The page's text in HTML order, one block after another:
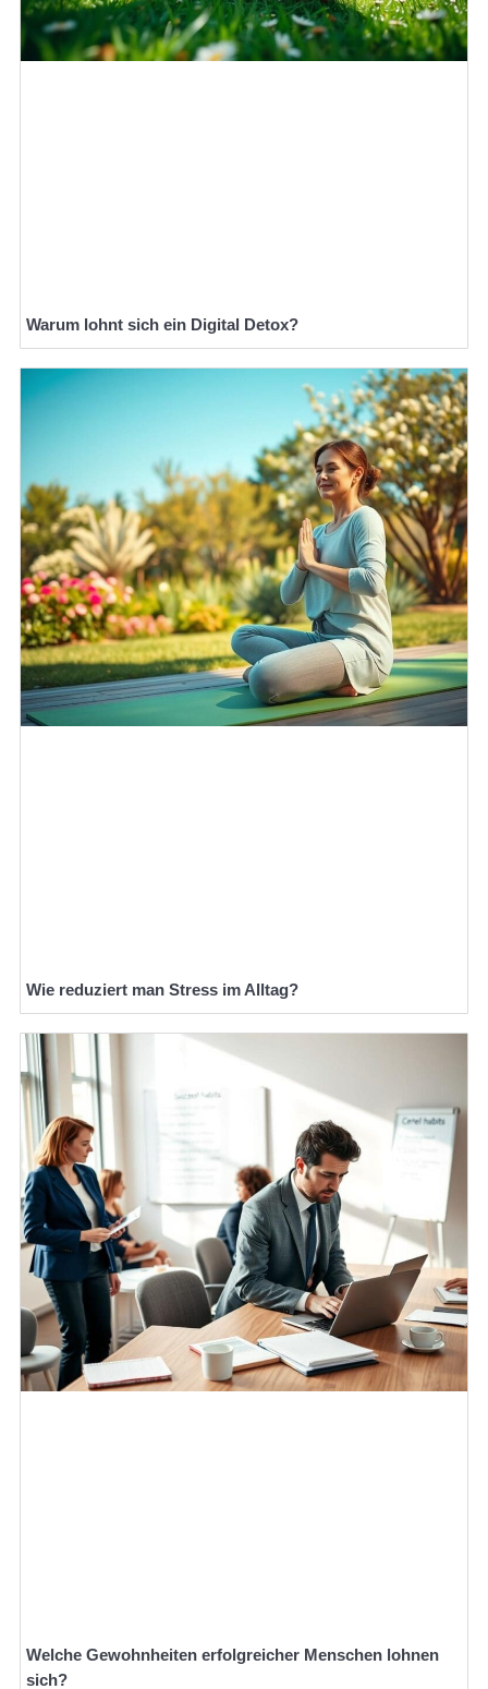
Warum lohnt sich ein Digital Detox?
Wie reduziert man Stress im Alltag?
Welche Gewohnheiten erfolgreicher Menschen lohnen
sich?